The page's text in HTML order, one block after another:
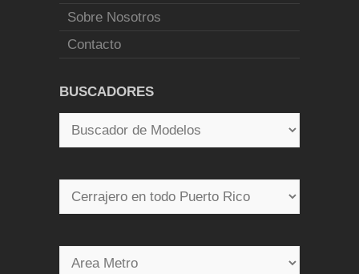
Sobre Nosotros
Contacto
BUSCADORES